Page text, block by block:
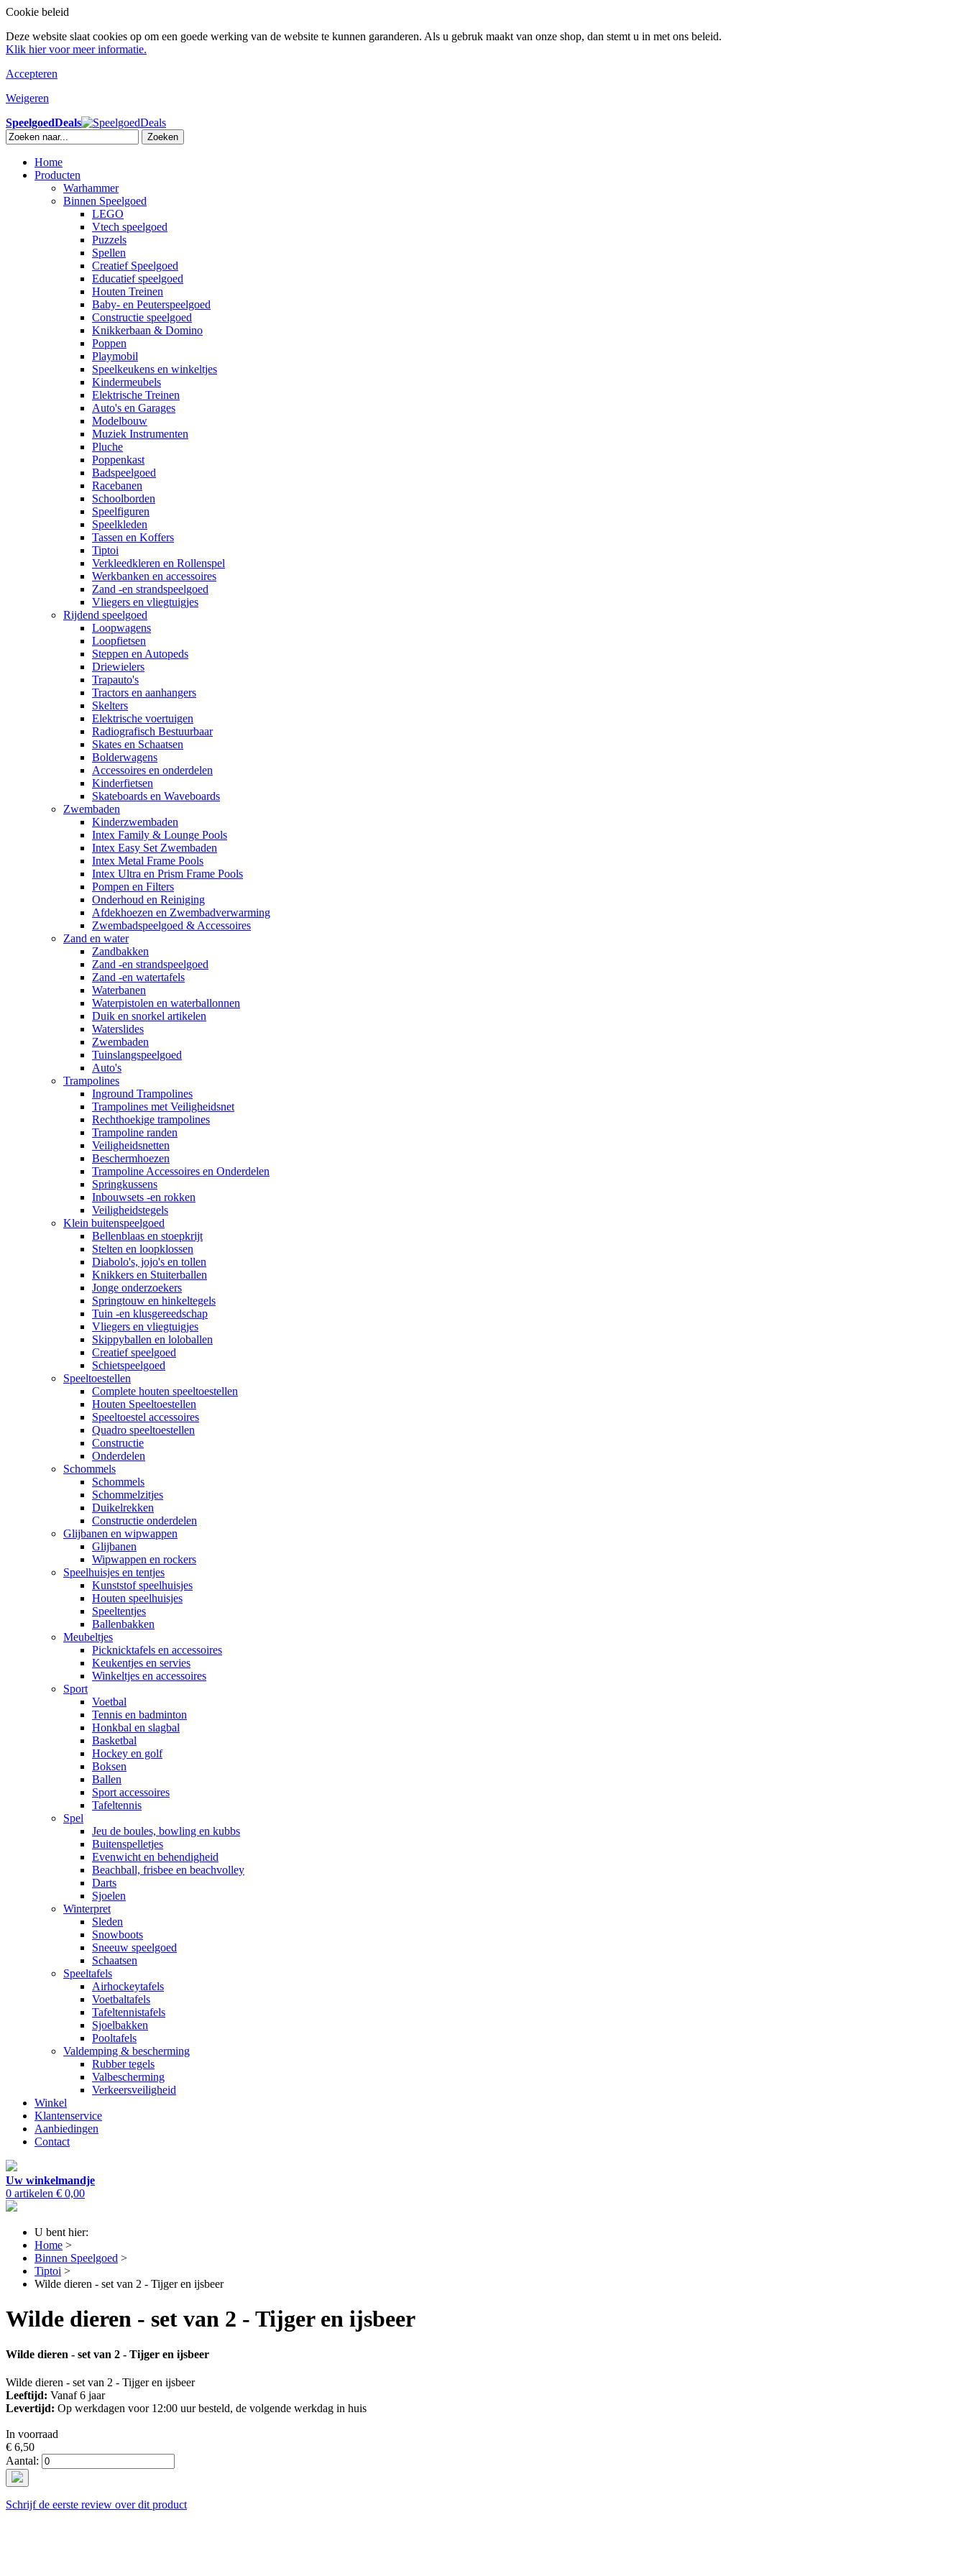
Cookie beleid
Deze website slaat cookies op om een goede werking van de website te kunnen garanderen. Als u gebruk maakt van onze shop, dan stemt u in met ons beleid.
Klik hier voor meer informatie.
Accepteren
Weigeren
SpeelgoedDeals
Zoeken
Home
Producten
Warhammer
Binnen Speelgoed
LEGO
Vtech speelgoed
Puzzels
Spellen
Creatief Speelgoed
Educatief speelgoed
Houten Treinen
Baby- en Peuterspeelgoed
Constructie speelgoed
Knikkerbaan & Domino
Poppen
Playmobil
Speelkeukens en winkeltjes
Kindermeubels
Elektrische Treinen
Auto's en Garages
Modelbouw
Muziek Instrumenten
Pluche
Poppenkast
Badspeelgoed
Racebanen
Schoolborden
Speelfiguren
Speelkleden
Tassen en Koffers
Tiptoi
Verkleedkleren en Rollenspel
Werkbanken en accessoires
Zand -en strandspeelgoed
Vliegers en vliegtuigjes
Rijdend speelgoed
Loopwagens
Loopfietsen
Steppen en Autopeds
Driewielers
Trapauto's
Tractors en aanhangers
Skelters
Elektrische voertuigen
Radiografisch Bestuurbaar
Skates en Schaatsen
Bolderwagens
Accessoires en onderdelen
Kinderfietsen
Skateboards en Waveboards
Zwembaden
Kinderzwembaden
Intex Family & Lounge Pools
Intex Easy Set Zwembaden
Intex Metal Frame Pools
Intex Ultra en Prism Frame Pools
Pompen en Filters
Onderhoud en Reiniging
Afdekhoezen en Zwembadverwarming
Zwembadspeelgoed & Accessoires
Zand en water
Zandbakken
Zand -en strandspeelgoed
Zand -en watertafels
Waterbanen
Waterpistolen en waterballonnen
Duik en snorkel artikelen
Waterslides
Zwembaden
Tuinslangspeelgoed
Auto's
Trampolines
Inground Trampolines
Trampolines met Veiligheidsnet
Rechthoekige trampolines
Trampoline randen
Veiligheidsnetten
Beschermhoezen
Trampoline Accessoires en Onderdelen
Springkussens
Inbouwsets -en rokken
Veiligheidstegels
Klein buitenspeelgoed
Bellenblaas en stoepkrijt
Stelten en loopklossen
Diabolo's, jojo's en tollen
Knikkers en Stuiterballen
Jonge onderzoekers
Springtouw en hinkeltegels
Tuin -en klusgereedschap
Vliegers en vliegtuigjes
Skippyballen en loloballen
Creatief speelgoed
Schietspeelgoed
Speeltoestellen
Complete houten speeltoestellen
Houten Speeltoestellen
Speeltoestel accessoires
Quadro speeltoestellen
Constructie
Onderdelen
Schommels
Schommels
Schommelzitjes
Duikelrekken
Constructie onderdelen
Glijbanen en wipwappen
Glijbanen
Wipwappen en rockers
Speelhuisjes en tentjes
Kunststof speelhuisjes
Houten speelhuisjes
Speeltentjes
Ballenbakken
Meubeltjes
Picknicktafels en accessoires
Keukentjes en servies
Winkeltjes en accessoires
Sport
Voetbal
Tennis en badminton
Honkbal en slagbal
Basketbal
Hockey en golf
Boksen
Ballen
Sport accessoires
Tafeltennis
Spel
Jeu de boules, bowling en kubbs
Buitenspelletjes
Evenwicht en behendigheid
Beachball, frisbee en beachvolley
Darts
Sjoelen
Winterpret
Sleden
Snowboots
Sneeuw speelgoed
Schaatsen
Speeltafels
Airhockeytafels
Voetbaltafels
Tafeltennistafels
Sjoelbakken
Pooltafels
Valdemping & bescherming
Rubber tegels
Valbescherming
Verkeersveiligheid
Winkel
Klantenservice
Aanbiedingen
Contact
Uw winkelmandje
0 artikelen € 0,00
U bent hier:
Home >
Binnen Speelgoed >
Tiptoi >
Wilde dieren - set van 2 - Tijger en ijsbeer
Wilde dieren - set van 2 - Tijger en ijsbeer
Wilde dieren - set van 2 - Tijger en ijsbeer
Wilde dieren - set van 2 - Tijger en ijsbeer
Leeftijd: Vanaf 6 jaar
Levertijd: Op werkdagen voor 12:00 uur besteld, de volgende werkdag in huis
In voorraad
€ 6,50
Aantal:
Schrijf de eerste review over dit product